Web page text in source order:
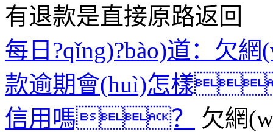
有退款是直接原路返回
每日?qǐng)?bào)道：欠
款逾期會(huì)怎樣
信用嗎？
欠網